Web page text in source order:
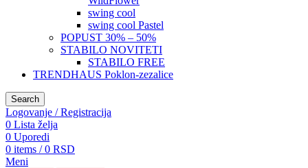
swing cool
swing cool Pastel
POPUST 30% – 50%
STABILO NOVITETI
STABILO FREE
TRENDHAUS Poklon-zezalice
Search
Logovanje / Registracija
0 Lista želja
0 Uporedi
0 items / 0 RSD
Meni